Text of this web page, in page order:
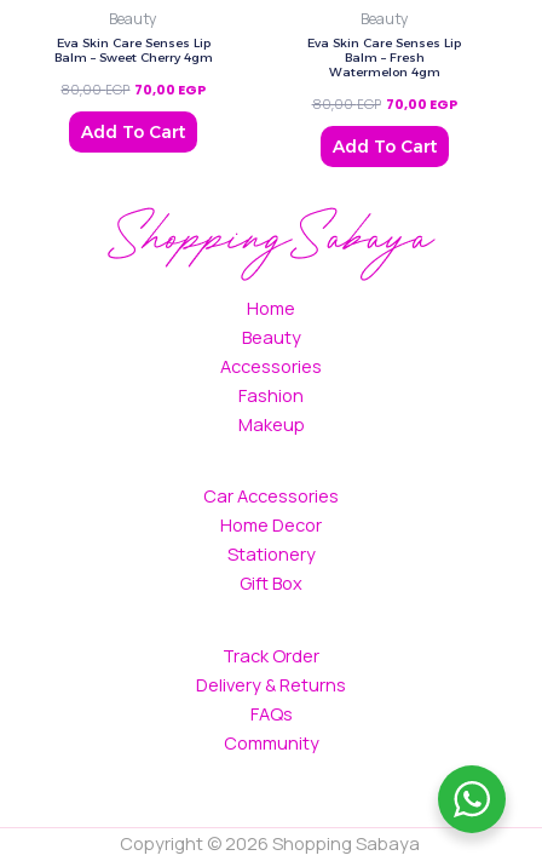
Beauty
Eva Skin Care Senses Lip
Balm – Sweet Cherry 4gm
80,00EGP 70,00 EGP
Add To Cart
Beauty
Eva Skin Care Senses Lip
Balm – Fresh
Watermelon 4gm
80,00EGP 70,00 EGP
Add To Cart
Home
Beauty
Accessories
Fashion
Makeup
Car Accessories
Home Decor
Stationery
Gift Box
Track Order
Delivery & Returns
FAQs
Community
Copyright © 2026 Shopping Sabaya